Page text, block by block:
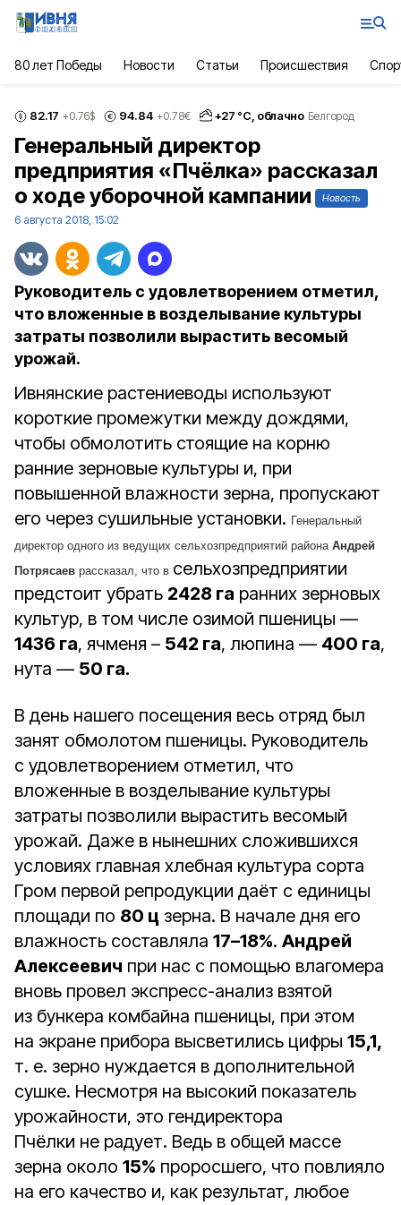
80 лет Победы Новости Статьи Происшествия
82.17 +0.76$ 94.84 +0.78€ +27 °С, облачно Белгород
Генеральный директор
предприятия «Пчёлка» рассказал
о ходе уборочной кампании
Новость
6 августа 2018, 15:02
Руководитель с удовлетворением отметил,
что вложенные в возделывание культуры
затраты позволили вырастить весомый
урожай.
Ивнянские растениеводы используют
короткие промежутки между дождями,
чтобы обмолотить стоящие на корню
ранние зерновые культуры и, при
повышенной влажности зерна, пропускают
его через сушильные установки. Генеральный
директор одного из ведущих сельхозпредприятий районаАндрей
Потрясаев рассказал, что в сельхозпредприятии
предстоит убрать 2428 га ранних зерновых
культур, в том числе озимой пшеницы —
1436 га, ячменя – 542 га, люпина — 400 га,
нута — 50 га.
В день нашего посещения весь отряд был
занят обмолотом пшеницы. Руководитель
с удовлетворением отметил, что
вложенные в возделывание культуры
затраты позволили вырастить весомый
урожай. Даже в нынешних сложившихся
условиях главная хлебная культура сорта
Гром первой репродукции даёт с единицы
площади по 80 ц зерна. В начале дня его
влажность составляла 17–18%. Андрей
Алексеевич при нас с помощью влагомера
вновь провел экспресс-анализ взятой
из бункера комбайна пшеницы, при этом
на экране прибора высветились цифры 15,1,
т. е. зерно нуждается в дополнительной
сушке. Несмотря на высокий показатель
урожайности, это гендиректора
Пчёлки не радует. Ведь в общей массе
зерна около 15% проросшего, что повлияло
на его качество и, как результат, любое